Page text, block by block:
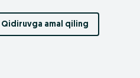
Qidiruvga amal qiling